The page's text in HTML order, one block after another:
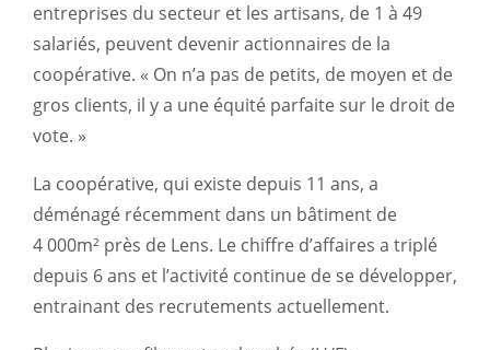
entreprises du secteur et les artisans, de 1 à 49
salariés, peuvent devenir actionnaires de la
coopérative. « On n’a pas de petits, de moyen et de
gros clients, il y a une équité parfaite sur le droit de
vote. »
La coopérative, qui existe depuis 11 ans, a
déménagé récemment dans un bâtiment de
4 000m² près de Lens. Le chiffre d’affaires a triplé
depuis 6 ans et l’activité continue de se développer,
entrainant des recrutements actuellement.